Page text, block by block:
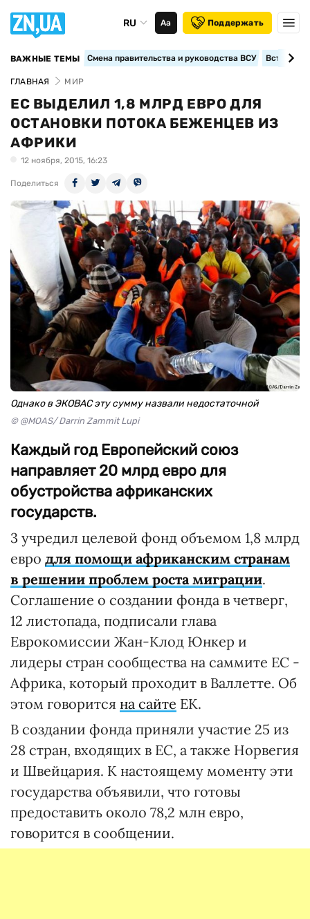
RU Аа Поддержать
ВАЖНЫЕ ТЕМЫ Смена правительства и руководства ВСУ
ГЛАВНАЯ МИР
ЕС ВЫДЕЛИЛ 1,8 МЛРД ЕВРО ДЛЯ
ОСТАНОВКИ ПОТОКА БЕЖЕНЦЕВ ИЗ
АФРИКИ
12 ноября, 2015, 16:23
Поделиться
Однако в ЭКОВАС эту сумму назвали недостаточной
© @MOAS/ Darrin Zammit Lupi
Каждый год Европейский союз
направляет 20 млрд евро для
обустройства африканских
государств.
3 учредил целевой фонд объемом 1,8 млрд
евро для помощи африканским странам
в решении проблем роста миграции.
Соглашение о создании фонда в четверг,
12 листопада, подписали глава
Еврокомиссии Жан-Клод Юнкер и
лидеры стран сообщества на саммите ЕС -
Африка, который проходит в Валлетте. Об
этом говорится на сайте ЕК.
В создании фонда приняли участие 25 из
28 стран, входящих в ЕС, а также Норвегия
и Швейцария. К настоящему моменту эти
государства объявили, что готовы
предоставить около 78,2 млн евро,
говорится в сообщении.